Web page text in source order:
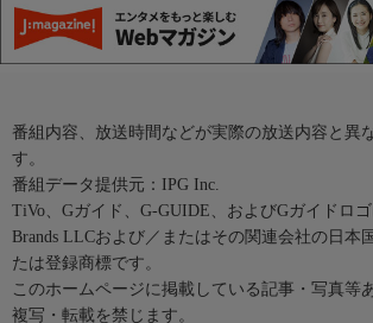
番組内容、放送時間などが実際の放送内容と異
す。
番組データ提供元：IPG Inc.
TiVo、Gガイド、G-GUIDE、およびGガイドロ
Brands LLCおよび／またはその関連会社の日本
たは登録商標です。
このホームページに掲載している記事・写真等
複写・転載を禁じます。